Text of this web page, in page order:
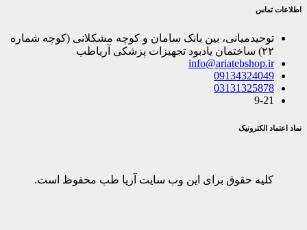
اطلاعات تماس
توحیدمیانی، بین بانک سامان و کوچه مشکلانی (کوچه شماره
۲۲) ساختمان یادبود تجهیزات پزشکی آریاطب
info@ariatebshop.ir
09134324049
03131325878
9-21
نماد اعتماد الکترونیک
کلیه حقوق برای این وب سایت آریا طب محفوظ است.